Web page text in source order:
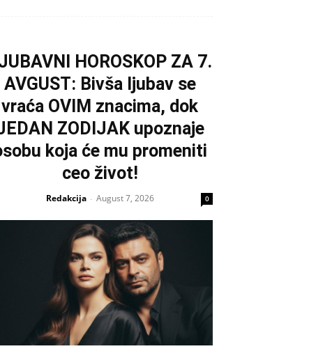
HOROSKOP ZA 7.
AVGUST: Bivša ljubav se
vraća OVIM znacima, dok
ZODIJAK upoznaje
koja će mu promeniti
ceo život!
Redakcija - August 7, 2026 0